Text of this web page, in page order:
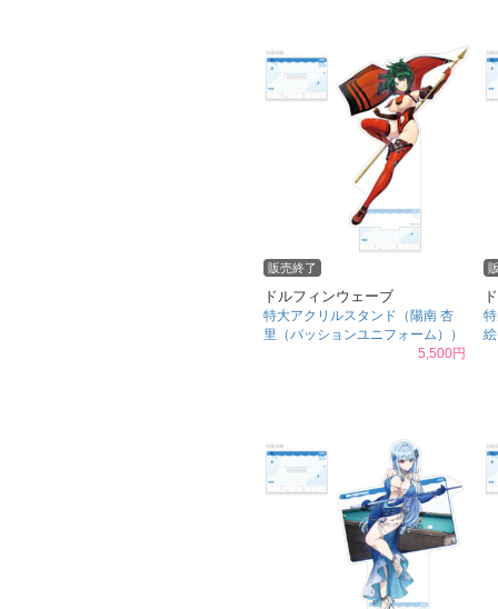
販売終了
ドルフィンウェーブ
特大アクリルスタンド（陽南 杏
里（パッションユニフォーム））
5,500円